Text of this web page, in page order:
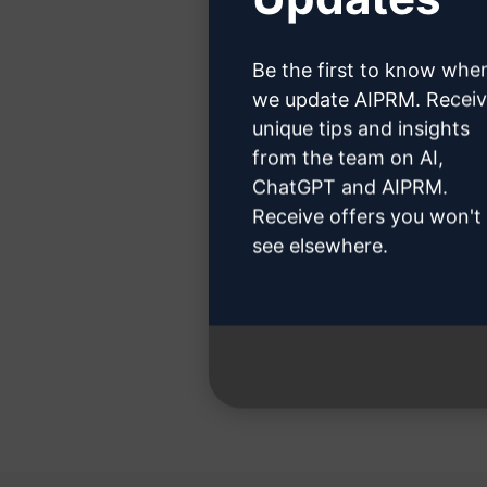
Haga
Paso
Be the first to know
we update AIPRM.
unique tips and insights
from the team on AI,
ChatGPT and AIPRM.
Receive offers you won't
see elsewhere.